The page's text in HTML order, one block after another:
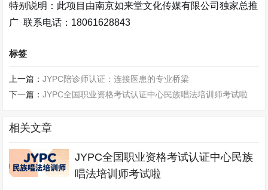
特别说明：此项目由南京如来堂文化传媒有限公司独家总推
广 联系电话：18061628843
标签
上一篇：JYPC陪诊师认证：连接医患的专业桥梁
下一篇：JYPC全国职业资格考试认证中心民族唱法培训师考试啦
相关文章
JYPC全国职业资格考试认证中心民族
唱法培训师考试啦